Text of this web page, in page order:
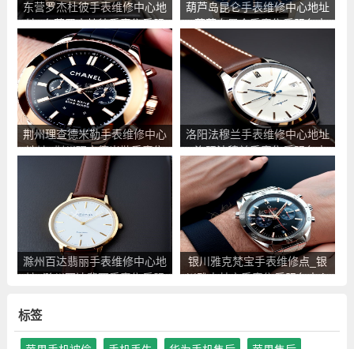
东营罗杰杜彼手表维修中心地
址_东营罗杰杜彼手表售后服
务点查询
葫芦岛昆仑手表维修中心地址
_葫芦岛昆仑手表售后服务点
荆州理查德米勒手表维修中心
地址_荆州理查德米勒手表售
后服务点查询
洛阳法穆兰手表维修中心地址
_洛阳法穆兰手表售后服务点
查询
滁州百达翡丽手表维修中心地
址_滁州百达翡丽手表售后服
银川雅克梵宝手表维修点_银
川雅克梵宝手表售后服务中心
标签